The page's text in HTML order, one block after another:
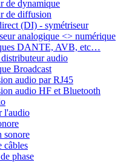
de dynamique
de diffusion
(DI) - symétriseur
analogique <> numérique
DANTE, AVB, etc…
audio
Broadcast
audio par RJ45
audio HF et Bluetooth
l'audio
sonore
câbles
phase